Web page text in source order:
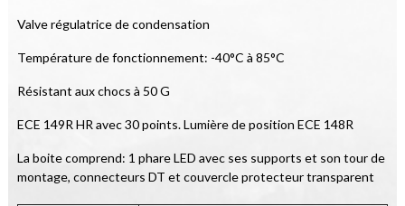
Valve régulatrice de condensation
Température de fonctionnement: -40°C à 85°C
Résistant aux chocs à 50 G
ECE 149R HR avec 30 points. Lumière de position ECE 148R
La boite comprend: 1 phare LED avec ses supports et son tour de
montage, connecteurs DT et couvercle protecteur transparent